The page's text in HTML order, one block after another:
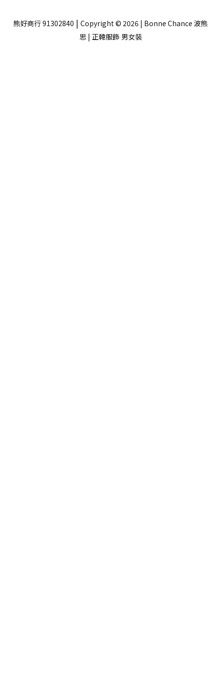
熊好商行 91302840 | Copyright © 2026 | Bonne Chance 波熊
思 | 正韓服飾 男女裝